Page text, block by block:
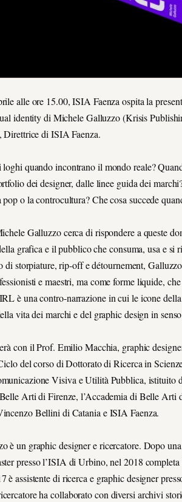
alle ore 15.00, ISIA Faenza ospita la
identity di Michele Galluzzo (Krisis
Direttrice di ISIA Faenza.
loghi quando incontrano il mondo reale?
dei designer, dalle linee guida dei
o la controcultura? Che cosa succede
Galluzzo cerca di rispondere a queste
grafica e il pubblico che consuma, usa e
di storpiature, rip-off e détournement,
e maestri, ma come forme liquide,
è una contro-narrazione in cui le icone
vita dei marchi e del graphic design in
con il Prof. Emilio Macchia, graphic
del corso di Dottorato di Ricerca in
Visiva e Utilità Pubblica, istituito
Arti di Firenze, l’Accademia di Belle
Bellini di Catania e ISIA Faenza.
è un graphic designer e ricercatore. Dopo
presso l’ISIA di Urbino, nel 2018
è assistente di ricerca e graphic designer
ha collaborato con diversi archivi